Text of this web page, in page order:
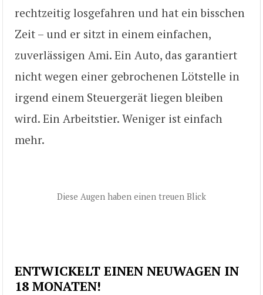
rechtzeitig losgefahren und hat ein bisschen
Zeit – und er sitzt in einem einfachen,
zuverlässigen Ami. Ein Auto, das garantiert
nicht wegen einer gebrochenen Lötstelle in
irgend einem Steuergerät liegen bleiben
wird. Ein Arbeitstier. Weniger ist einfach
mehr.
Diese Augen haben einen treuen Blick
ENTWICKELT EINEN NEUWAGEN IN
18 MONATEN!